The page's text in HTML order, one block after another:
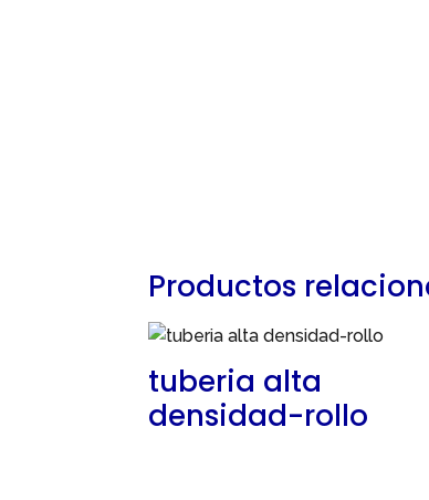
Productos
tuberia alta
densidad-rollo